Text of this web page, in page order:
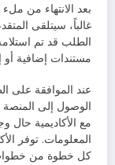
بعد الانتهاء من
غالباً، سيتلقى
الطلب قد تم
مستندات إضافية أو
عند الموافقة على
الوصول إلى المنصة
مع الأكاديمية حال
المعلومات. توفر
كل خطوة من